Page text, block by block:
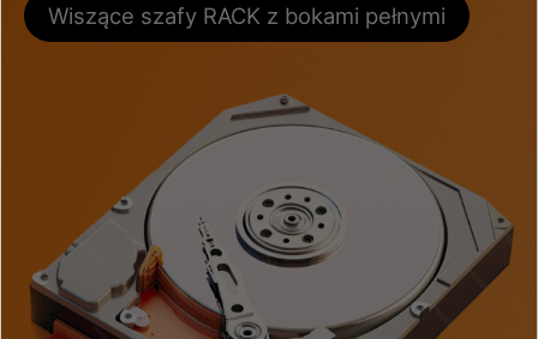
Wiszące szafy RACK z bokami pełnymi